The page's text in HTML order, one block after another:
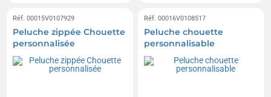
Réf. 00015V0107929
Peluche zippée Chouette
personnalisée
Réf. 00016V0108517
Peluche chouette
personnalisable